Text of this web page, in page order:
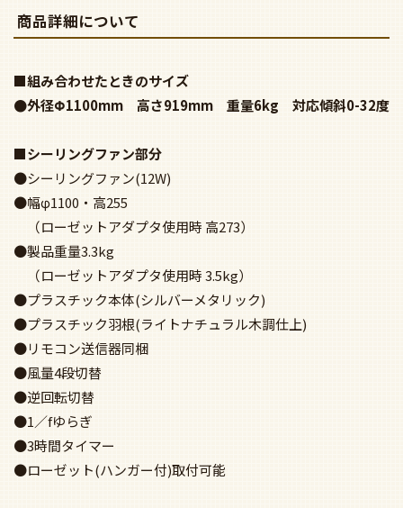
商品詳細について
■組み合わせたときのサイズ
●外径Φ1100mm 高さ919mm 重量6kg 対応傾斜0-32度
■シーリングファン部分
●シーリングファン(12W)
●幅φ1100・高255
（ローゼットアダプタ使用時 高273）
●製品重量3.3kg
（ローゼットアダプタ使用時 3.5kg）
●プラスチック本体(シルバーメタリック)
●プラスチック羽根(ライトナチュラル木調仕上)
●リモコン送信器同梱
●風量4段切替
●逆回転切替
●1／fゆらぎ
●3時間タイマー
●ローゼット(ハンガー付)取付可能